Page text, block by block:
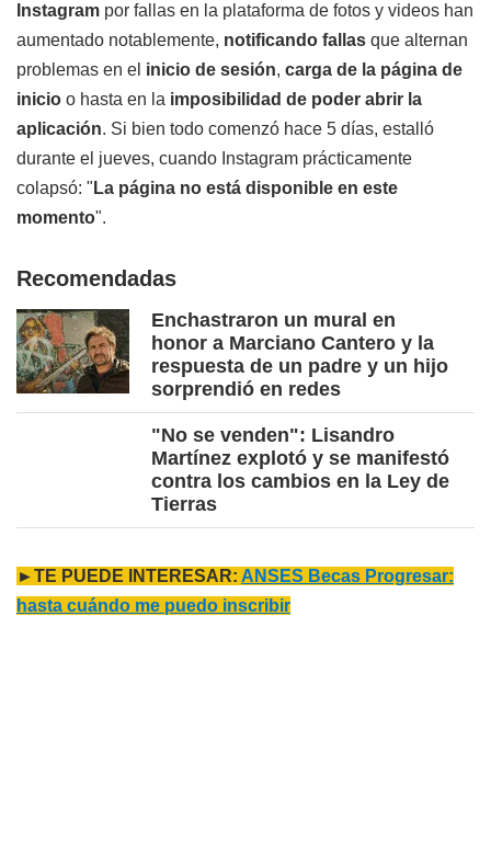
Instagram por fallas en la plataforma de fotos y videos han
aumentado notablemente, notificando fallas que alternan
problemas en el inicio de sesión, carga de la página de
inicio o hasta en la imposibilidad de poder abrir la
aplicación. Si bien todo comenzó hace 5 días, estalló
durante el jueves, cuando Instagram prácticamente
colapsó: " La página no está disponible en este
momento".
Recomendadas
Enchastraron un mural en
honor a Marciano Cantero y la
respuesta de un padre y un hijo
sorprendió en redes
"No se venden": Lisandro
Martínez explotó y se manifestó
contra los cambios en la Ley de
Tierras
►TE PUEDE INTERESAR: ANSES Becas Progresar:
hasta cuándo me puedo inscribir